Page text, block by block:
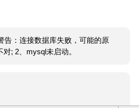
告：连接数据库失败，可能的原
; 2、mysql未启动。